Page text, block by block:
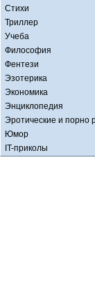
Стихи
Триллер
Учеба
Философия
Фентези
Эзотерика
Экономика
Энциклопедия
Эротические и порно
Юмор
IT-приколы